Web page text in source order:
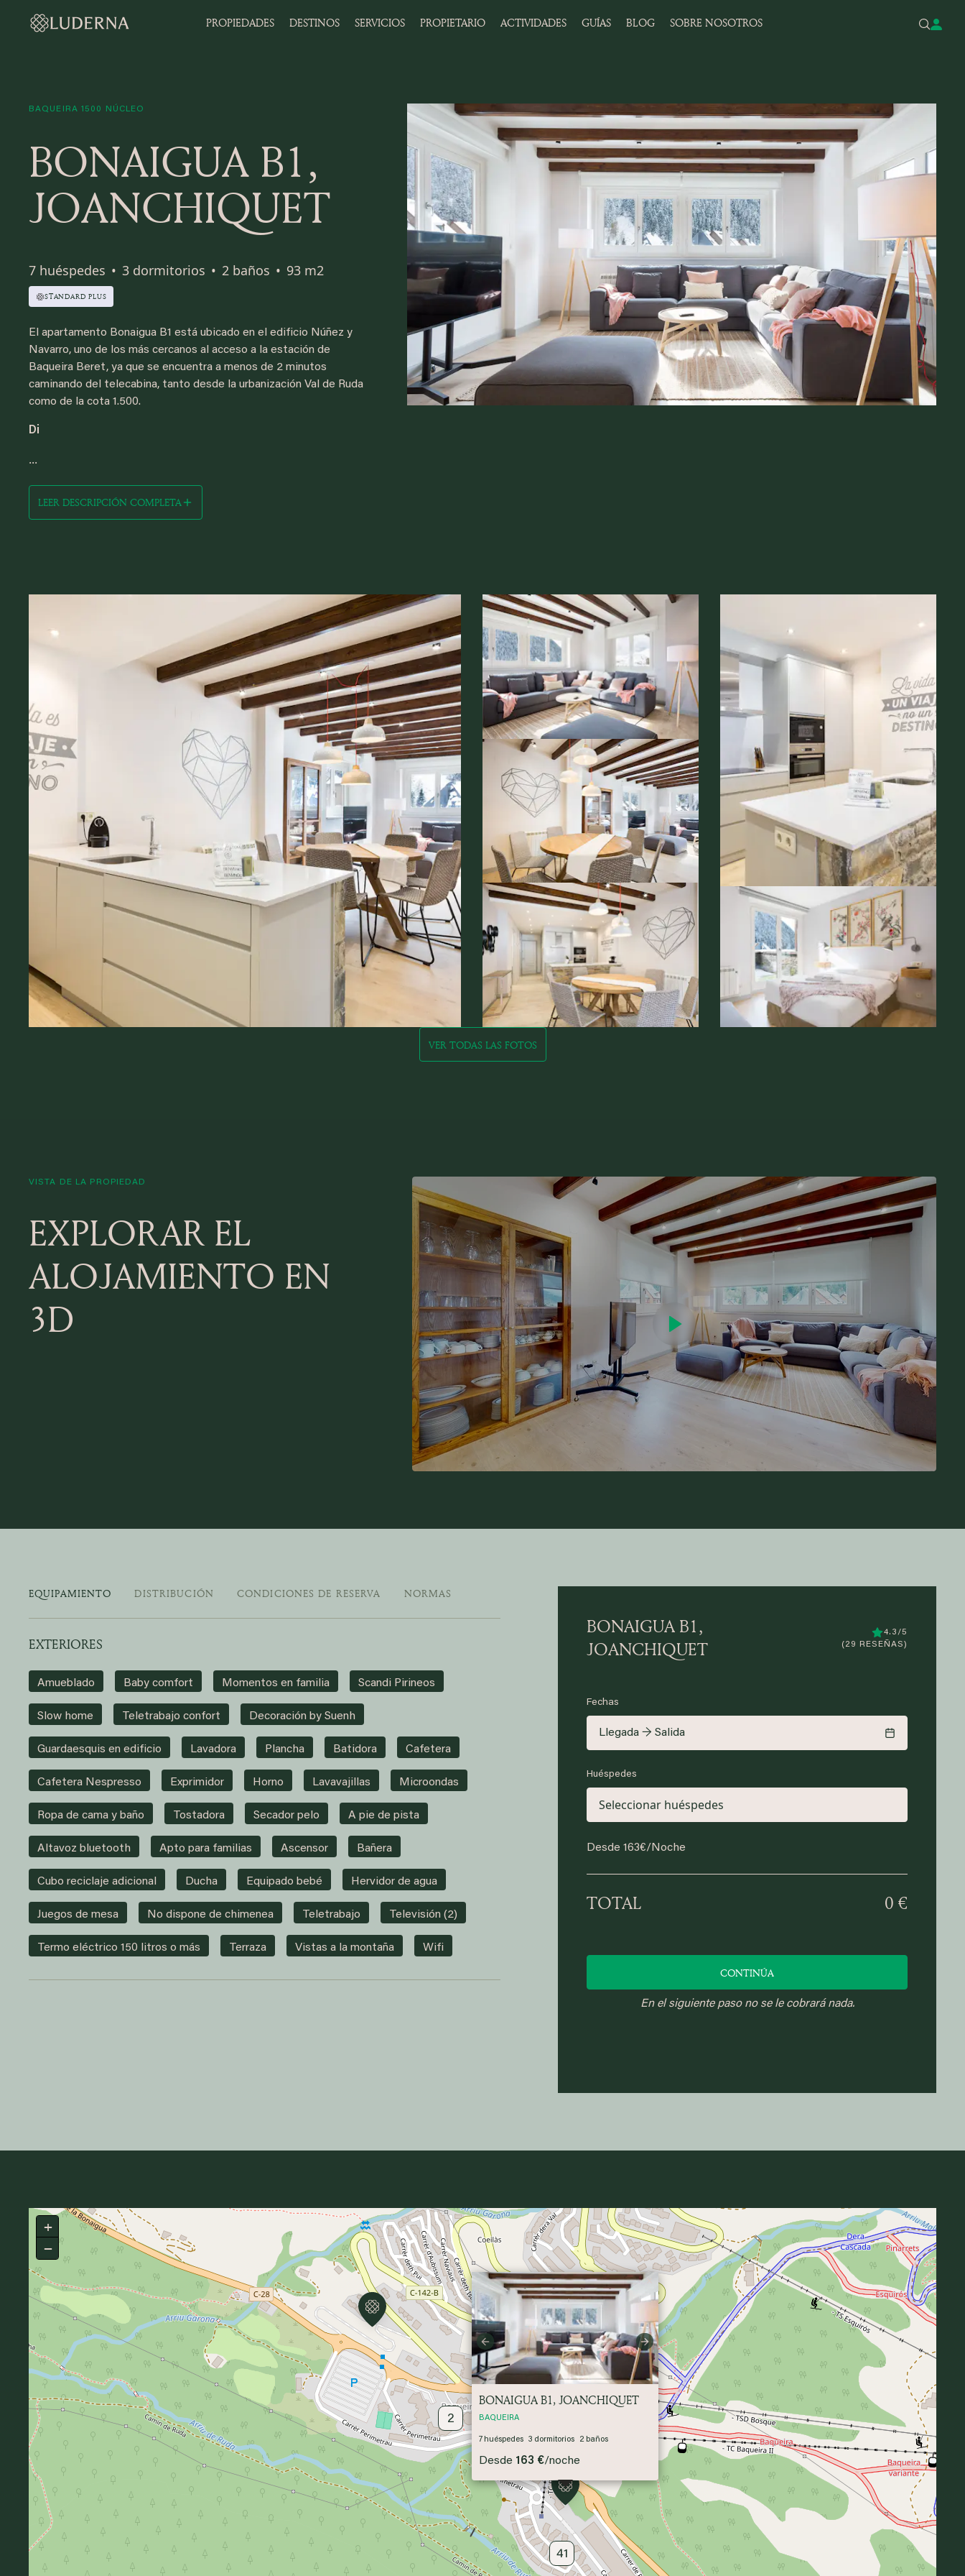
PROPIEDADES DESTINOS SERVICIOS PROPIETARIO ACTIVIDADES GUÍAS BLOG SOBRE NOSOTROS
BAQUEIRA 1500 NÚCLEO
BONAIGUA B1,
JOANCHIQUET
7 huéspedes • 3 dormitorios • 2 baños • 93 m2
STANDARD PLUS
El apartamento Bonaigua B1 está ubicado en el edificio Núñez y
Navarro, uno de los más cercanos al acceso a la estación de
Baqueira Beret, ya que se encuentra a menos de 2 minutos
caminando del telecabina, tanto desde la urbanización Val de Ruda
como de la cota 1.500.
Di
...
LEER DESCRIPCIÓN COMPLETA
VER TODAS LAS FOTOS
VISTA DE LA PROPIEDAD
EXPLORAR EL
ALOJAMIENTO EN
3D
EQUIPAMIENTO DISTRIBUCIÓN CONDICIONES DE RESERVA NORMAS
EXTERIORES
Amueblado Baby comfort Momentos en familia Scandi Pirineos
Slow home Teletrabajo confort Decoración by Suenh
Guardaesquis en edificio Lavadora Plancha Batidora Cafetera
Cafetera Nespresso Exprimidor Horno Lavavajillas Microondas
Ropa de cama y baño Tostadora Secador pelo A pie de pista
Altavoz bluetooth Apto para familias Ascensor Bañera
Cubo reciclaje adicional Ducha Equipado bebé Hervidor de agua
Juegos de mesa No dispone de chimenea Teletrabajo Televisión (2)
Termo eléctrico 150 litros o más Terraza Vistas a la montaña Wifi
BONAIGUA B1,
JOANCHIQUET
4.3/5
(29 RESEÑAS)
Fechas
Llegada → Salida
Huéspedes
Desde163€/ Noche
TOTAL 0 €
CONTINÚA
En el siguiente paso no se le cobrará nada.
2
18
41
Previous Next
BONAIGUA B1, JOANCHIQUET
BAQUEIRA
7 huéspedes 3 dormitorios 2 baños
Desde 163 €/noche
×
+
−